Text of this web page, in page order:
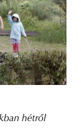
hétről